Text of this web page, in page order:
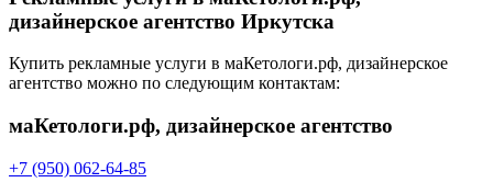
дизайнерское агентство Иркутска
Купить рекламные услуги в маКетологи.рф, дизайнерское
агентство можно по следующим контактам:
маКетологи.рф, дизайнерское агентство
+7 (950) 062-64-85